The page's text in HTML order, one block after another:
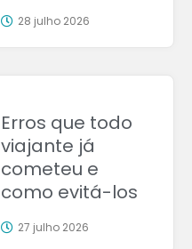
28 julho 2026
Erros que todo
viajante já
cometeu e
como evitá-los
27 julho 2026